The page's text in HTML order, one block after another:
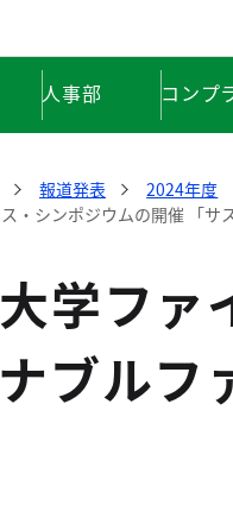
人事部 コンプ
報道発表 2024年度
・シンポジウムの開催 「サ
学ファ
ナブル